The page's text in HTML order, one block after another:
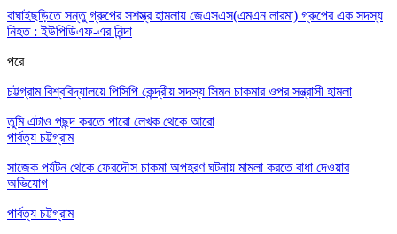
বাঘাইছড়িতে সন্তু গ্রুপের সশস্ত্র হামলায় জেএসএস(এমএন লারমা) গ্রুপের এক সদস্য
নিহত : ইউপিডিএফ-এর নিন্দা
পরে
চট্টগ্রাম বিশ্ববিদ্যালয়ে পিসিপি কেন্দ্রীয় সদস্য সিমন চাকমার ওপর সন্ত্রাসী হামলা
তুমি এটাও পছন্দ করতে পারো লেখক থেকে আরো
পার্বত্য চট্টগ্রাম
সাজেক পর্যটন থেকে ফেরদৌস চাকমা অপহরণ ঘটনায় মামলা করতে বাধা দেওয়ার
অভিযোগ
পার্বত্য চট্টগ্রাম